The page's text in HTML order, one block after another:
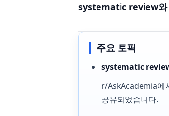
systematic review
주요 토픽
systematic
r/AskAcademia에
공유되었습니다.